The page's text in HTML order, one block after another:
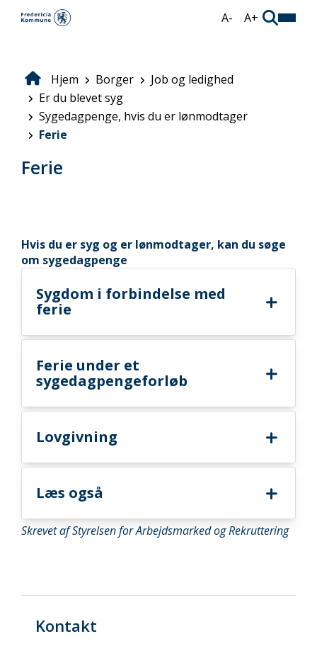
A- A+
Brødkrumme
Hjem Borger
Job og ledighed
Er du blevet syg
Sygedagpenge, hvis du er lønmodtager
Ferie
Ferie
Hvis du er syg og er lønmodtager, kan du søge
om sygedagpenge
Sygdom i forbindelse med
ferie
Ferie under et
sygedagpengeforløb
Lovgivning
Læs også
Skrevet af Styrelsen for Arbejdsmarked og Rekruttering
Kontakt